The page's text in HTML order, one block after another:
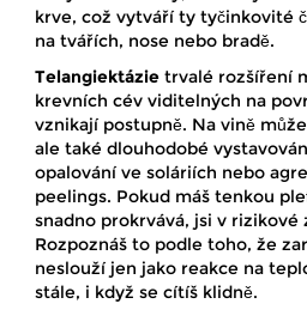
krve, což vytváří ty tyčinkovité
na tvářích, nose nebo bradě.
Telangiektázie trvalé rozšíření
krevních cév viditelných na
vznikají postupně. Na vině
ale také dlouhodobé
opalování ve soláriích nebo
peelings. Pokud máš tenkou
snadno prokrvává, jsi v rizikové
Rozpoznáš to podle toho, že
neslouží jen jako reakce na
stále, i když se cítíš klidně.